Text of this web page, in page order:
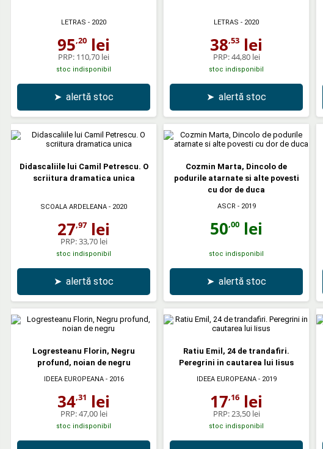
LETRAS - 2020
95,20 lei
PRP: 110,70 lei
stoc indisponibil
➤ alertă stoc
LETRAS - 2020
38,53 lei
PRP:44,80 lei
stoc indisponibil
➤ alertă stoc
Didascaliile lui Camil Petrescu. O
scriitura dramatica unica
SCOALA ARDELEANA - 2020
27,97 lei
PRP:33,70 lei
stoc indisponibil
➤ alertă stoc
Cozmin Marta, Dincolo de
podurile atarnate si alte povesti
cu dor de duca
ASCR- 2019
50,00 lei
stoc indisponibil
➤ alertă stoc
Logresteanu Florin, Negru
profund, noian de negru
IDEEA EUROPEANA- 2016
34,31 lei
PRP:47,00 lei
stoc indisponibil
Ratiu Emil, 24 de trandafiri.
Peregrini in cautarea lui Iisus
IDEEA EUROPEANA- 2019
17,16 lei
PRP:23,50 lei
stoc indisponibil